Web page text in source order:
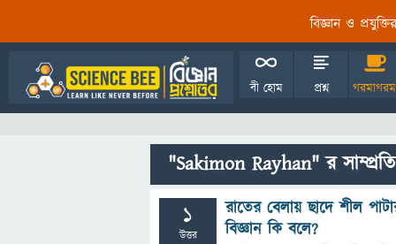
বিজ্ঞান ও
বী হোম প্রশ্ন
"Sakimon Rayhan" র
1
উত্তর
রাতের বেলায় ছাদে শীল
বিজ্ঞান কি বলে?